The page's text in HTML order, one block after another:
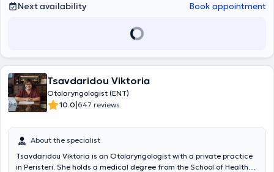
Next availability
Book appointment
Tsavdaridou Viktoria
Otolaryngologist (ENT)
10.0|647 reviews
About the specialist
Tsavdaridou Viktoria is an Otolaryngologist with a private practice
in Peristeri. She holds a medical degree from the School of Health